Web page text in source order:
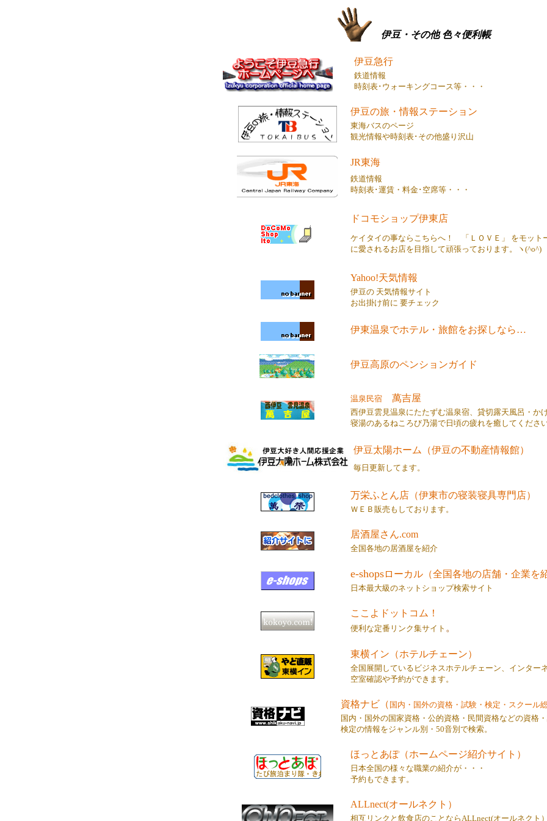
伊豆・その他 色々便利帳
伊豆急行
鉄道情報
時刻表･ウォーキングコース等・・・
伊豆の旅・情報ステーション
東海バスのページ
観光情報や時刻表･その他盛り沢山
JR東海
鉄道情報
時刻表･運賃・料金･空席等・・・
ドコモショップ伊東店
ケイタイの事ならこちらへ！ 「ＬＯＶＥ」 をモット
に愛されるお店を目指して頑張っております。ヽ(^o^)
Yahoo!天気情報
伊豆の 天気情報サイト
お出掛け前に 要チェック
伊東温泉でホテル・旅館をお探しなら…
伊豆高原のペンションガイド
温泉民宿萬吉屋
西伊豆雲見温泉にたたずむ温泉宿、貸切露天風呂・か
寝湯のあるねころび乃湯で日頃の疲れを癒してくださ
伊豆太陽ホーム（伊豆の不動産情報館）
毎日更新してます。
万栄ふとん店（伊東市の寝装寝具専門店）
ＷＥＢ販売もしております。
居酒屋さん.com
全国各地の居酒屋を紹介
e-shopsローカル（全国各地の店舗・企業を
日本最大級のネットショップ検索サイト
ここよドットコム！
便利な定番リンク集サイト 。
東横イン（ホテルチェーン）
全国展開しているビジネスホテルチェーン、インター
空室確認や予約ができます。
資格ナビ（ 国内・国外の資格・試験・検定・スクール
国内・国外の国家資格・公的資格・民間資格などの資格・
検定の情報をジャンル別・50音別で検索。
ほっとあぽ（ホームページ紹介サイト）
日本全国の様々な職業の紹介が・・・
予約もできます。
ALLnect(オールネクト）
相互リンクと飲食店のことならALLnect(オールネクト）